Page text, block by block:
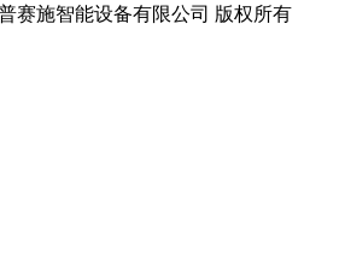
赛施智能设备有限公司 版权所有